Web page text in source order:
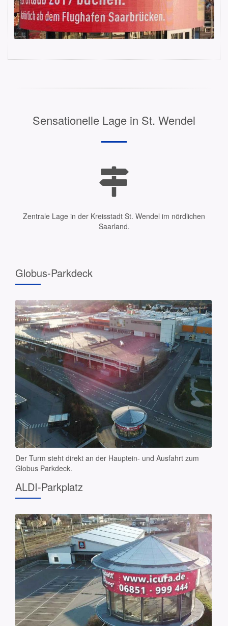
Sensationelle Lage in St. Wendel
Zentrale Lage in der Kreisstadt St. Wendel im nördlichen
Saarland.
Globus-Parkdeck
Der Turm steht direkt an der Hauptein- und Ausfahrt zum
Globus Parkdeck.
ALDI-Parkplatz